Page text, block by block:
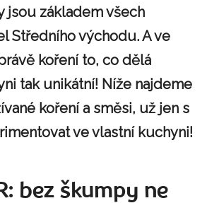
jsou základem všech
Středního východu. A ve
koření to, co dělá
tak unikátní! Níže najdeme
koření a směsi, už jen s
ve vlastní kuchyni!
bez škumpy ne